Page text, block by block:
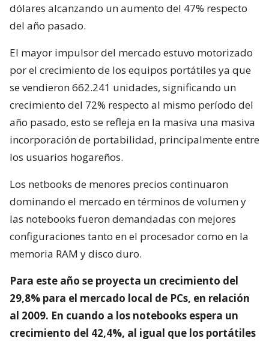
dólares alcanzando un aumento del 47% respecto
del año pasado.
El mayor impulsor del mercado estuvo motorizado
por el crecimiento de los equipos portátiles ya que
se vendieron 662.241 unidades, significando un
crecimiento del 72% respecto al mismo período del
año pasado, esto se refleja en la masiva una masiva
incorporación de portabilidad, principalmente entre
los usuarios hogareños.
Los netbooks de menores precios continuaron
dominando el mercado en términos de volumen y
las notebooks fueron demandadas con mejores
configuraciones tanto en el procesador como en la
memoria RAM y disco duro.
Para este año se proyecta un crecimiento del
29,8% para el mercado local de PCs, en relación
al 2009. En cuando a los notebooks espera un
crecimiento del 42,4%, al igual que los portátiles